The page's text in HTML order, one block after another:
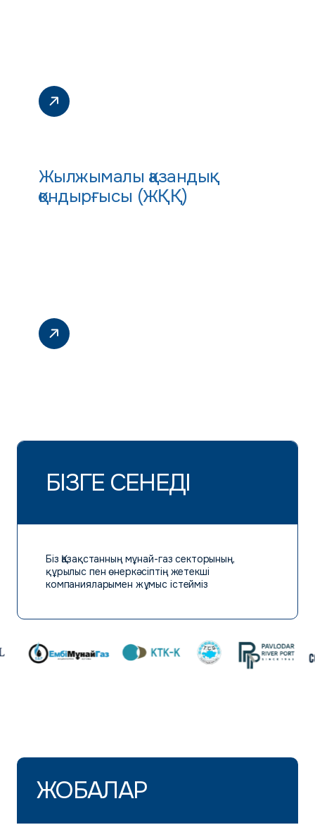
Жылжымалы қазандық
қондырғысы (ЖҚҚ)
БІЗГЕ СЕНЕДІ
Біз Қазақстанның мұнай-газ секторының,
құрылыс пен өнеркәсіптің жетекші
компанияларымен жұмыс істейміз
ЖОБАЛАР